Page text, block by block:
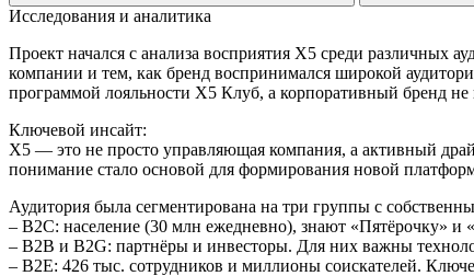
Исследования и аналитика
Проект начался с анализа восприятия X5 среди различных
компании и тем, как бренд воспринимался широкой
программой лояльности Х5 Клуб, а корпоративный бренд не
Ключевой инсайт:
X5 — это не просто управляющая компания, а активный
понимание стало основой для формирования новой
Аудитория была сегментирована на три группы с
– B2C: население (30 млн ежедневно), знают «Пятёрочку»
– B2B и B2G: партнёры и инвесторы. Для них важны
– B2E: 426 тыс. сотрудников и миллионы соискателей.